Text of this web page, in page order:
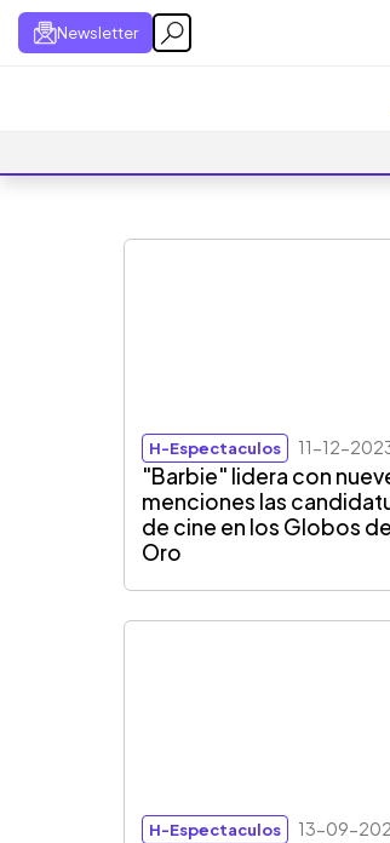
Newsletter
H-Espectaculos 11-12-
"Barbie" lidera con
menciones las
de cine en los Globos de
Oro
H-Espectaculos 13-09-